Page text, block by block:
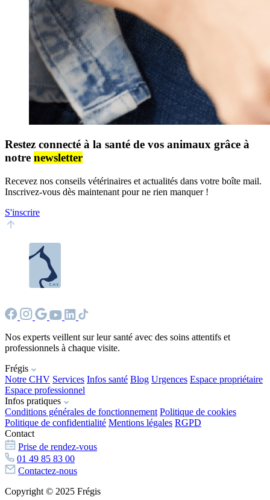
Restez connecté à la santé de vos animaux grâce à
notre newsletter
Recevez nos conseils vétérinaires et actualités dans votre boîte mail.
Inscrivez-vous dès maintenant pour ne rien manquer !
S'inscrire
Nos experts veillent sur leur santé avec des soins attentifs et
professionnels à chaque visite.
Frégis
Notre CHV Services Infos santé Blog Urgences Espace propriétaire
Espace professionnel
Infos pratiques
Conditions générales de fonctionnement Politique de cookies
Politique de confidentialité Mentions légales RGPD
Contact
Prise de rendez-vous
01 49 85 83 00
Contactez-nous
Copyright © 2025 Frégis